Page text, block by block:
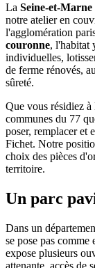
La Seine-et-Marne
notre atelier en
l'agglomération
couronne, l'habitat
individuelles,
de ferme rénovés,
sûreté.
Que vous résidiez
communes du 77
poser, remplacer et
Fichet. Notre
choix des pièces
territoire.
Un parc
Dans un
se pose pas
expose plusieurs
attenante, accès de